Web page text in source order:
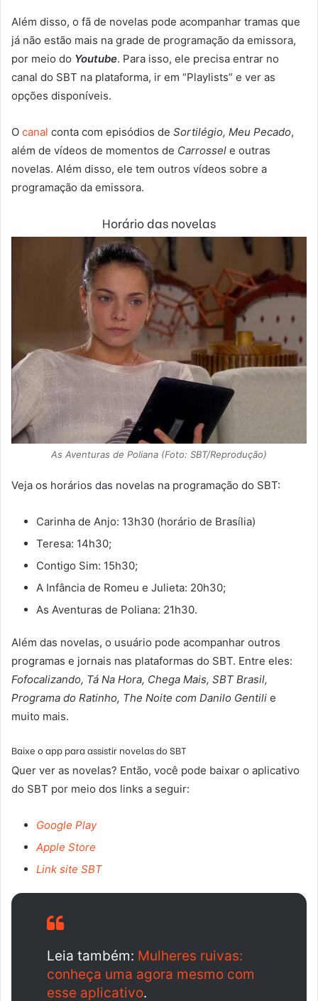
Além disso, o fã de novelas pode acompanhar tramas que
já não estão mais na grade de programação da emissora,
por meio do Youtube. Para isso, ele precisa entrar no
canal do SBT na plataforma, ir em “Playlists” e ver as
opções disponíveis.
O canal conta com episódios de Sortilégio, Meu Pecado,
além de vídeos de momentos de Carrossel e outras
novelas. Além disso, ele tem outros vídeos sobre a
programação da emissora.
Horário das novelas
As Aventuras de Poliana (Foto: SBT/Reprodução)
Veja os horários das novelas na programação do SBT:
Carinha de Anjo: 13h30 (horário de Brasília)
Teresa: 14h30;
Contigo Sim: 15h30;
A Infância de Romeu e Julieta: 20h30;
As Aventuras de Poliana: 21h30.
Além das novelas, o usuário pode acompanhar outros
programas e jornais nas plataformas do SBT. Entre eles:
Fofocalizando, Tá Na Hora, Chega Mais, SBT Brasil,
Programa do Ratinho, The Noite com Danilo Gentili e
muito mais.
Baixe o app para assistir novelas do SBT
Quer ver as novelas? Então, você pode baixar o aplicativo
do SBT por meio dos links a seguir:
Google Play
Apple Store
Link site SBT
Leia também: Mulheres ruivas:
conheça uma agora mesmo com
esse aplicativo.